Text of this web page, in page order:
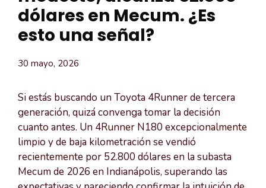
dólares en Mecum. ¿Es
esto una señal?
30 mayo, 2026
Si estás buscando un Toyota 4Runner de tercera
generación, quizá convenga tomar la decisión
cuanto antes. Un 4Runner N180 excepcionalmente
limpio y de baja kilometración se vendió
recientemente por 52.800 dólares en la subasta
Mecum de 2026 en Indianápolis, superando las